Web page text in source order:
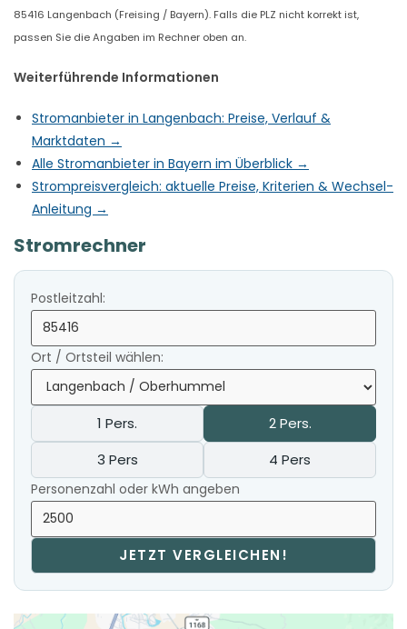
85416 Langenbach (Freising / Bayern). Falls die PLZ nicht korrekt ist,
passen Sie die Angaben im Rechner oben an.
Weiterführende Informationen
Stromanbieter in Langenbach: Preise, Verlauf &
Marktdaten →
Alle Stromanbieter in Bayern im Überblick →
Strompreisvergleich: aktuelle Preise, Kriterien & Wechsel-
Anleitung →
Stromrechner
Postleitzahl:
Ort / Ortsteil wählen:
1 Pers.
2 Pers.
3 Pers
4 Pers
Personenzahl oder kWh angeben
JETZT VERGLEICHEN!